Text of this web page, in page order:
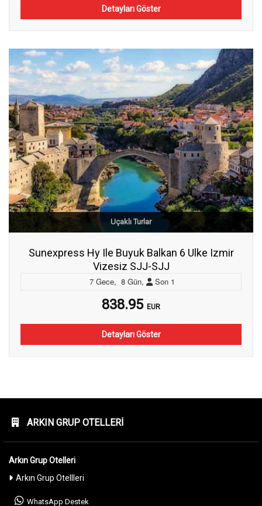
Detayları Göster
Uçaklı Turlar
Sunexpress Hy Ile Buyuk Balkan 6 Ulke Izmir
Vizesiz SJJ-SJJ
7 Gece, 8 Gün, Son 1
838.95 EUR
Detayları Göster
ARKIN GRUP OTELLERI
Arkın Grup Otelleri
Arkın Grup Otellleri
WhatsApp Destek